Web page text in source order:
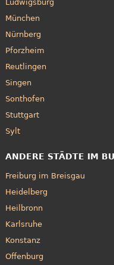
Ludwigsburg
München
Nürnberg
Pforzheim
Reutlingen
Singen
Sonthofen
Stuttgart
Sylt
ANDERE STÄDTE IM
Freiburg im Breisgau
Heidelberg
Heilbronn
Karlsruhe
Konstanz
Offenburg